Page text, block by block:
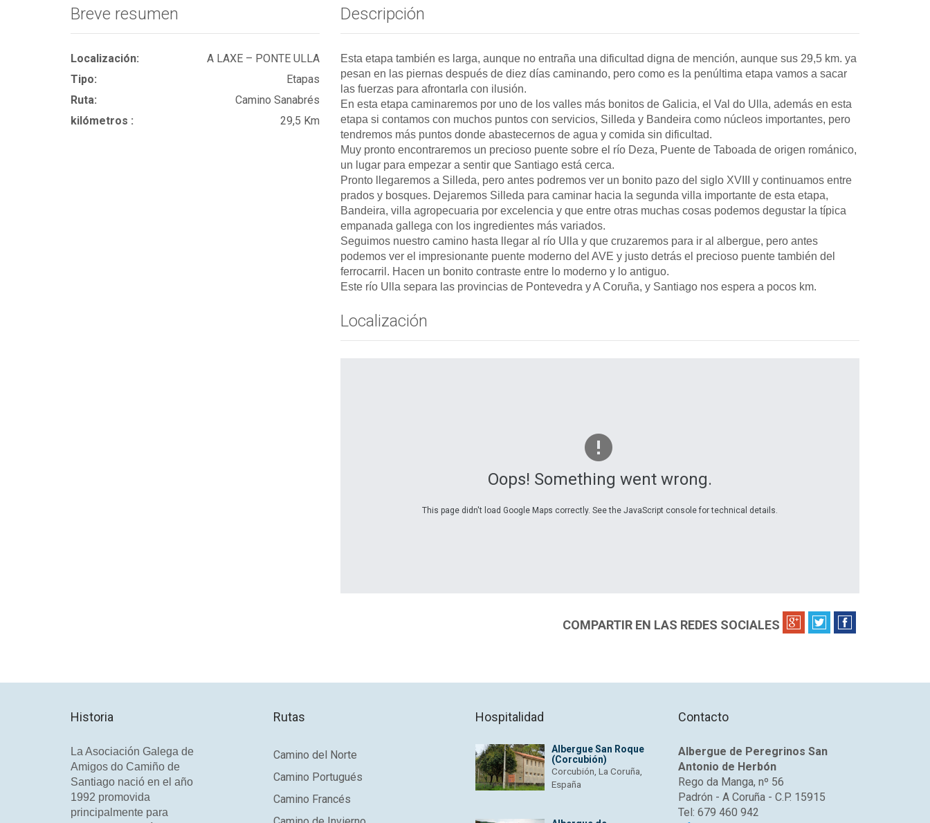
Breve resumen
Localización:
A LAXE – PONTE ULLA
Tipo:
Etapas
Ruta:
Camino Sanabrés
kilómetros :
29,5 Km
Descripción
Esta etapa también es larga, aunque no entraña una dificultad digna de mención, aunque sus 29,5 km. ya
pesan en las piernas después de diez días caminando, pero como es la penúltima etapa vamos a sacar
las fuerzas para afrontarla con ilusión.
En esta etapa caminaremos por uno de los valles más bonitos de Galicia, el Val do Ulla, además en esta
etapa si contamos con muchos puntos con servicios, Silleda y Bandeira como núcleos importantes, pero
tendremos más puntos donde abastecernos de agua y comida sin dificultad.
Muy pronto encontraremos un precioso puente sobre el río Deza, Puente de Taboada de origen románico,
un lugar para empezar a sentir que Santiago está cerca.
Pronto llegaremos a Silleda, pero antes podremos ver un bonito pazo del siglo XVIII y continuamos entre
prados y bosques. Dejaremos Silleda para caminar hacia la segunda villa importante de esta etapa,
Bandeira, villa agropecuaria por excelencia y que entre otras muchas cosas podemos degustar la típica
empanada gallega con los ingredientes más variados.
Seguimos nuestro camino hasta llegar al río Ulla y que cruzaremos para ir al albergue, pero antes
podemos ver el impresionante puente moderno del AVE y justo detrás el precioso puente también del
ferrocarril. Hacen un bonito contraste entre lo moderno y lo antiguo.
Este río Ulla separa las provincias de Pontevedra y A Coruña, y Santiago nos espera a pocos km.
Localización
Oops! Something went wrong.
This page didn't load Google Maps correctly. See the JavaScript console for technical details.
COMPARTIR EN LAS REDES SOCIALES
Historia
La Asociación Galega de
Amigos do Camiño de
Santiago nació en el año
1992 promovida
principalmente para
Rutas
Camino del Norte
Camino Portugués
Camino Francés
Hospitalidad
Albergue San Roque
(Corcubión)
Corcubión, La Coruña,
España
Contacto
Albergue de Peregrinos San
Antonio de Herbón
Rego da Manga, nº 56
Padrón - A Coruña - C.P. 15915
Tel: 679 460 942